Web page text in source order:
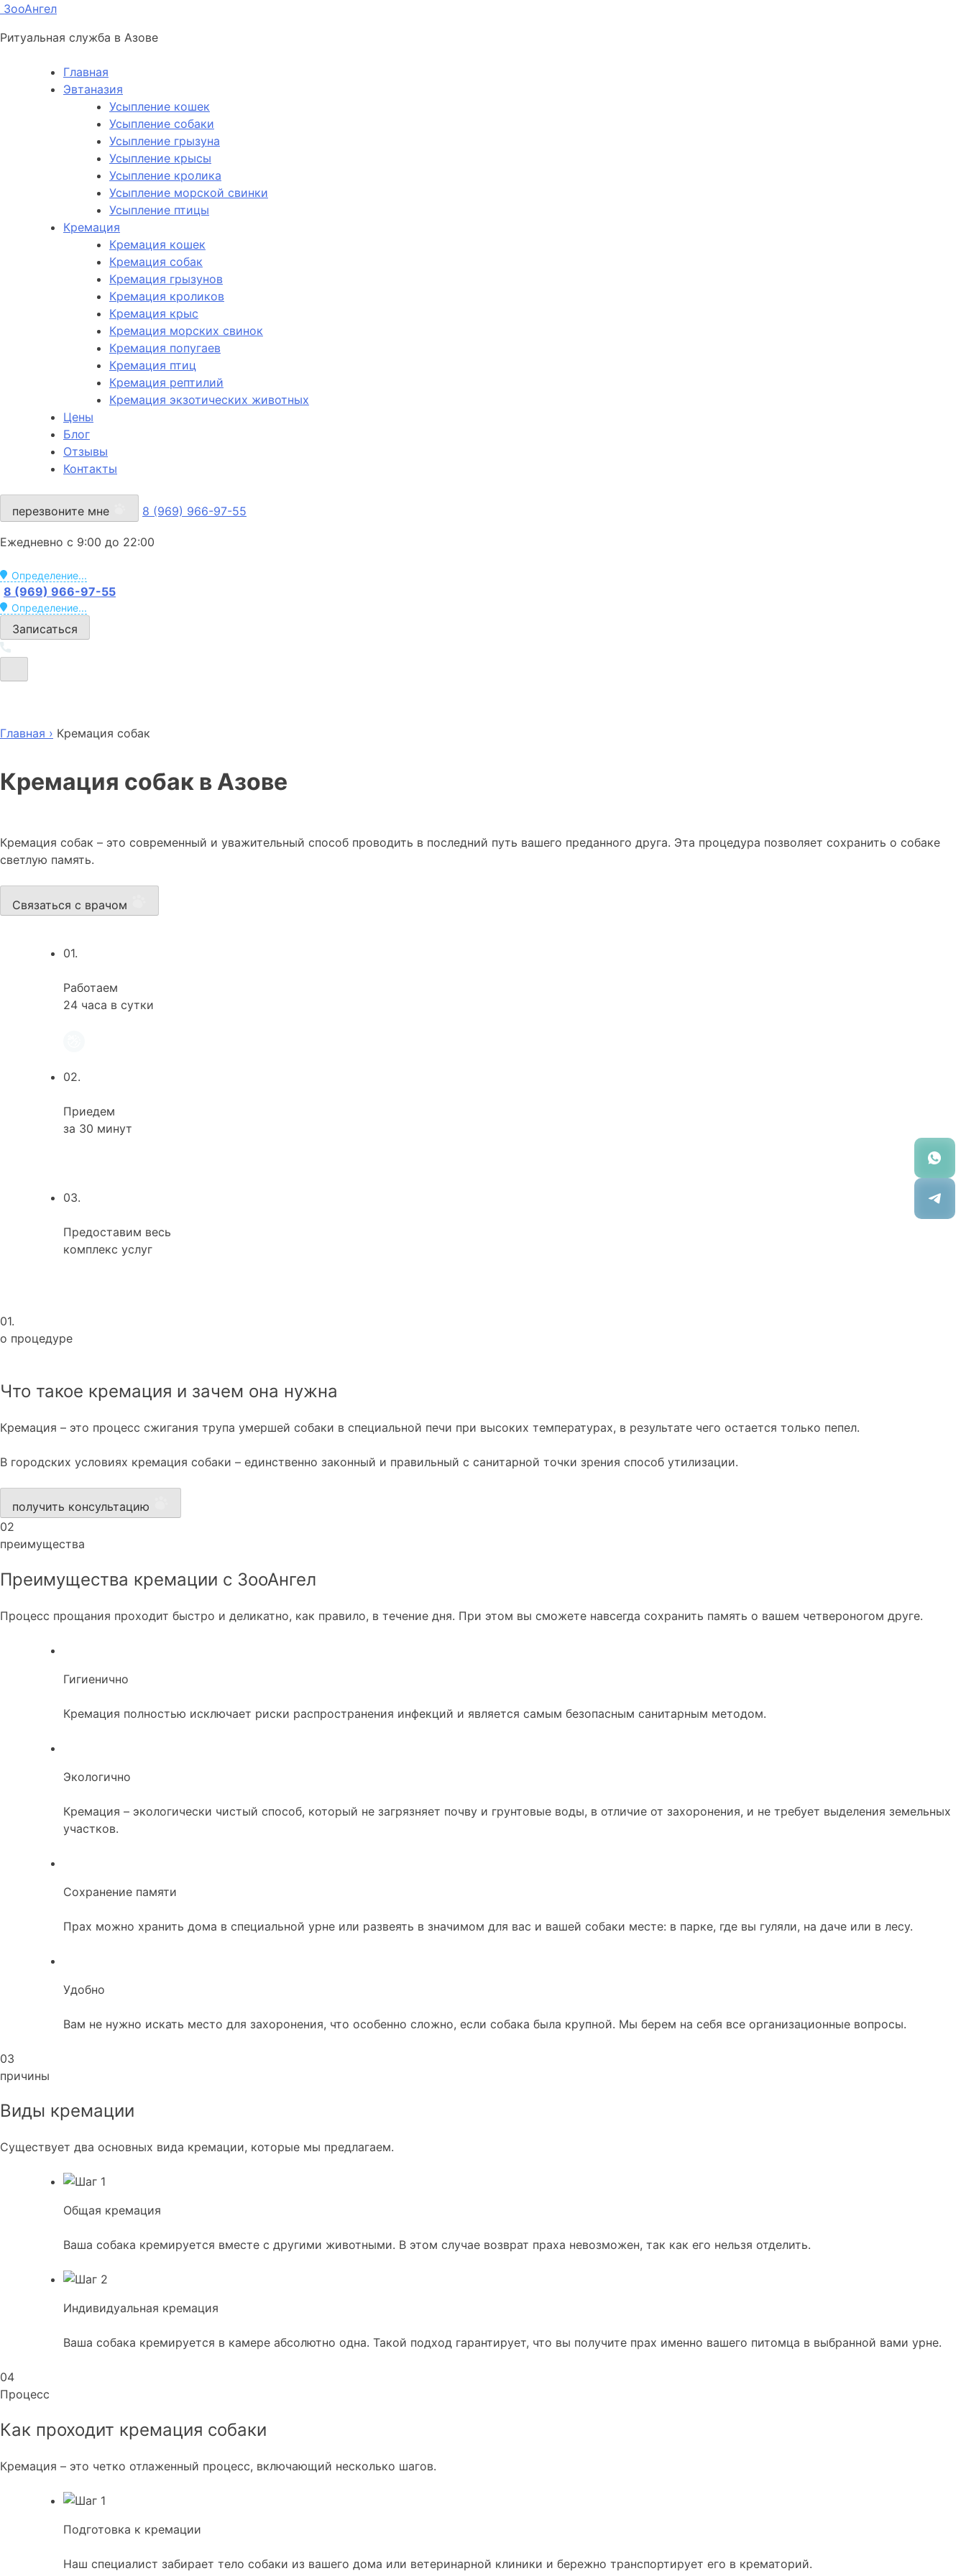
ЗооАнгел
Ритуальная служба в Азове
Главная
Эвтаназия
Усыпление кошек
Усыпление собаки
Усыпление грызуна
Усыпление крысы
Усыпление кролика
Усыпление морской свинки
Усыпление птицы
Кремация
Кремация кошек
Кремация собак
Кремация грызунов
Кремация кроликов
Кремация крыс
Кремация морских свинок
Кремация попугаев
Кремация птиц
Кремация рептилий
Кремация экзотических животных
Цены
Блог
Отзывы
Контакты
перезвоните мне 8 (969) 966-97-55
Ежедневно с 9:00 до 22:00
Определение...
8 (969) 966-97-55
Определение...
Записаться
Главная › Кремация собак
Кремация собак в Азове
Кремация собак – это современный и уважительный способ проводить в последний путь вашего преданного друга. Эта процедура позволяет сохранить о собаке
светлую память.
Связаться с врачом
01.
Работаем
24 часа в сутки
02.
Приедем
за 30 минут
03.
Предоставим весь
комплекс услуг
01.
о процедуре
Что такое кремация и зачем она нужна
Кремация – это процесс сжигания трупа умершей собаки в специальной печи при высоких температурах, в результате чего остается только пепел.
В городских условиях кремация собаки – единственно законный и правильный с санитарной точки зрения способ утилизации.
получить консультацию
02
преимущества
Преимущества кремации с ЗооАнгел
Процесс прощания проходит быстро и деликатно, как правило, в течение дня. При этом вы сможете навсегда сохранить память о вашем четвероногом друге.
Гигиенично
Кремация полностью исключает риски распространения инфекций и является самым безопасным санитарным методом.
Экологично
Кремация – экологически чистый способ, который не загрязняет почву и грунтовые воды, в отличие от захоронения, и не требует выделения земельных
участков.
Сохранение памяти
Прах можно хранить дома в специальной урне или развеять в значимом для вас и вашей собаки месте: в парке, где вы гуляли, на даче или в лесу.
Удобно
Вам не нужно искать место для захоронения, что особенно сложно, если собака была крупной. Мы берем на себя все организационные вопросы.
03
причины
Виды кремации
Существует два основных вида кремации, которые мы предлагаем.
Общая кремация
Ваша собака кремируется вместе с другими животными. В этом случае возврат праха невозможен, так как его нельзя отделить.
Индивидуальная кремация
Ваша собака кремируется в камере абсолютно одна. Такой подход гарантирует, что вы получите прах именно вашего питомца в выбранной вами урне.
04
Процесс
Как проходит кремация собаки
Кремация – это четко отлаженный процесс, включающий несколько шагов.
Подготовка к кремации
Наш специалист забирает тело собаки из вашего дома или ветеринарной клиники и бережно транспортирует его в крематорий.